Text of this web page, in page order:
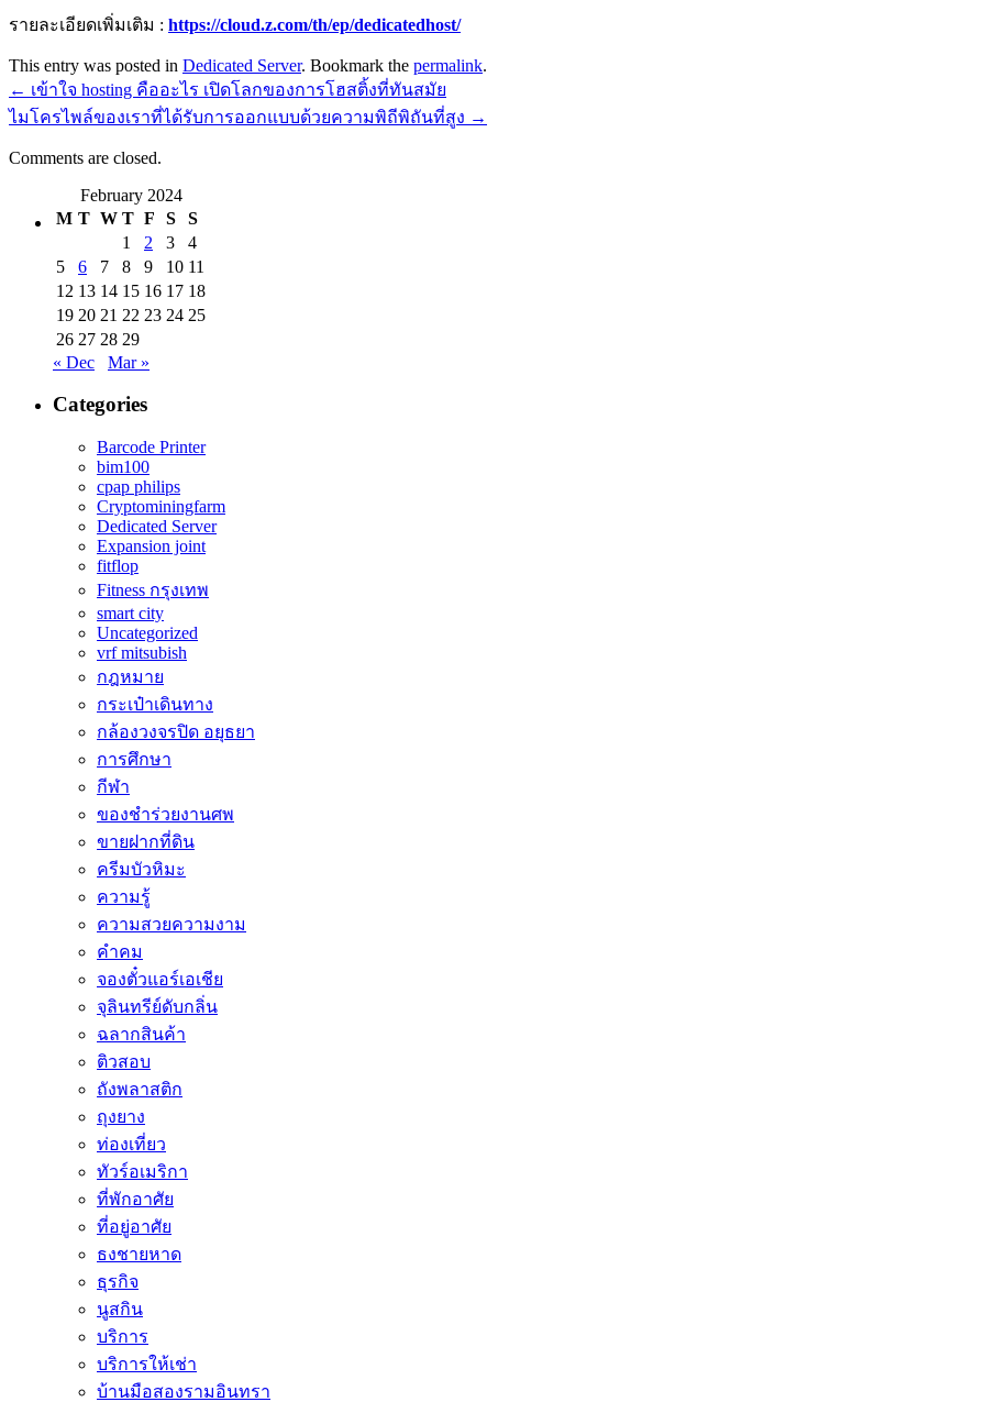
รายละเอียดเพิ่มเติม : https://cloud.z.com/th/ep/dedicatedhost/
This entry was posted in Dedicated Server. Bookmark the permalink.
← เข้าใจ hosting คืออะไร เปิดโลกของการโฮสติ้งที่ทันสมัย
ไมโครไพล์ของเราที่ได้รับการออกแบบด้วยความพิถีพิถันที่สูง →
Comments are closed.
February 2024
M T W T F S
S
1
2 3
4
5
6 7 8 9 10 11
12 13 14 15 16 17 18
19 20 21 22 23 24 25
26 27 28 29
« Dec
Mar »
Categories
Barcode Printer
bim100
cpap philips
Cryptominingfarm
Dedicated Server
Expansion joint
fitflop
Fitness กรุงเทพ
smart city
Uncategorized
vrf mitsubish
กฎหมาย
กระเป๋าเดินทาง
กล้องวงจรปิด อยุธยา
การศึกษา
กีฬา
ของชำร่วยงานศพ
ขายฝากที่ดิน
ครีมบัวหิมะ
ความรู้
ความสวยความงาม
คำคม
จองตั๋วแอร์เอเชีย
จุลินทรีย์ดับกลิ่น
ฉลากสินค้า
ติวสอบ
ถังพลาสติก
ถุงยาง
ท่องเที่ยว
ทัวร์อเมริกา
ที่พักอาศัย
ที่อยู่อาศัย
ธงชายหาด
ธุรกิจ
นูสกิน
บริการ
บริการให้เช่า
บ้านมือสองรามอินทรา